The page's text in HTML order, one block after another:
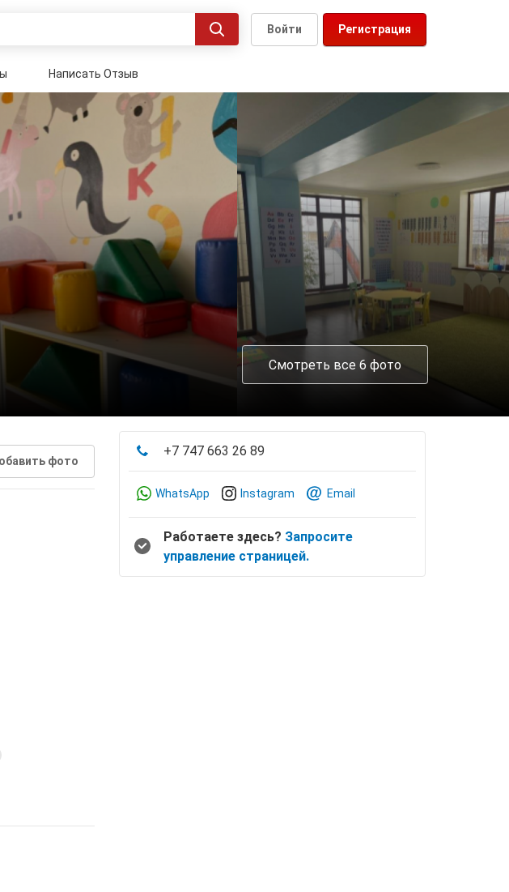
Регистрация
Войти
Написать Отзыв
Смотреть все 6 фото
фото
+7 747 663 26 89
WhatsApp Instagram Email
Работаете здесь? Запросите
управление страницей.